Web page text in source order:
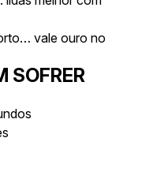
vale ouro no
SOFRER